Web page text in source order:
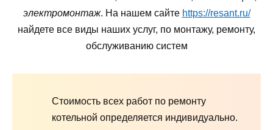
электромонтаж. На нашем сайте https://resant.ru/
найдете все виды наших услуг, по монтажу, ремонту,
обслуживанию систем
Стоимость всех работ по ремонту
котельной определяется индивидуально.